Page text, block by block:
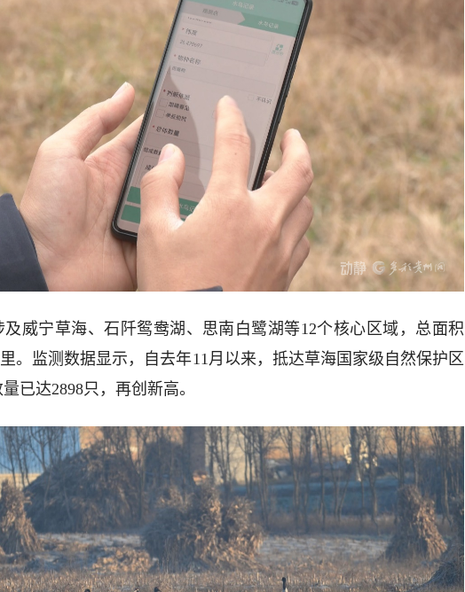
及威宁草海、石阡鸳鸯湖、思南白鹭湖等12个核心区域，总面积
。监测数据显示，自去年11月以来，抵达草海国家级自然保护区
已达2898只，再创新高。